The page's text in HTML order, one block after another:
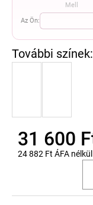
Mell
Az Ön:
31 600
24 882 Ft ÁFA nélkül